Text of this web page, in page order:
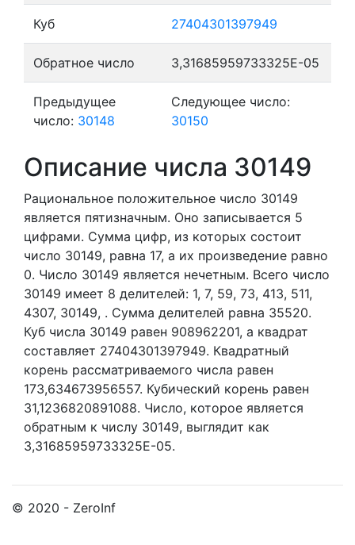
Куб 27404301397949
Обратное число 3,31685959733325E-05
Предыдущее
число: 30148
Следующее число:
30150
Описание числа 30149
Рациональное положительное число 30149
является пятизначным. Оно записывается 5
цифрами. Сумма цифр, из которых состоит
число 30149, равна 17, а их произведение равно
0. Число 30149 является нечетным. Всего число
30149 имеет 8 делителей: 1, 7, 59, 73, 413, 511,
4307, 30149, . Сумма делителей равна 35520.
Куб числа 30149 равен 908962201, а квадрат
составляет 27404301397949. Квадратный
корень рассматриваемого числа равен
173,634673956557. Кубический корень равен
31,1236820891088. Число, которое является
обратным к числу 30149, выглядит как
3,31685959733325E-05.
© 2020 - ZeroInf